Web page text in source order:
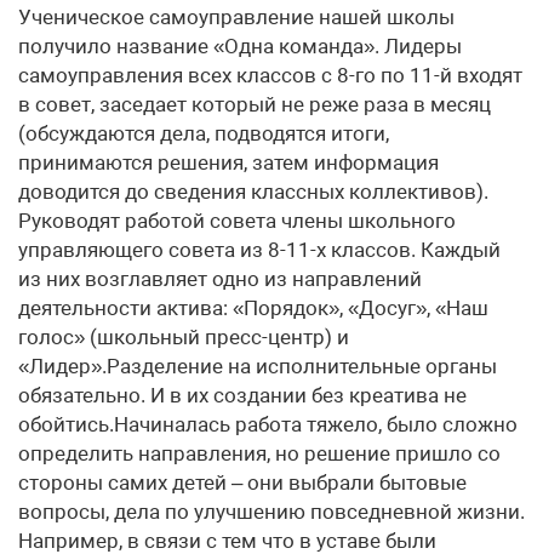
Ученическое самоуправление нашей школы
получило название «Одна команда». Лидеры
самоуправления всех классов с 8-го по 11-й входят
в совет, заседает который не реже раза в месяц
(обсуждаются дела, подводятся итоги,
принимаются решения, затем информация
доводится до сведения классных коллективов).
Руководят работой совета члены школьного
управляющего совета из 8-11-х классов. Каждый
из них возглавляет одно из направлений
деятельности актива: «Порядок», «Досуг», «Наш
голос» (школьный пресс-центр) и
«Лидер».Разделение на исполнительные органы
обязательно. И в их создании без креатива не
обойтись.Начиналась работа тяжело, было сложно
определить направления, но решение пришло со
стороны самих детей – они выбрали бытовые
вопросы, дела по улучшению повседневной жизни.
Например, в связи с тем что в уставе были